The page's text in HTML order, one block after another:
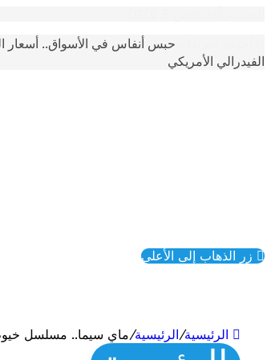
حبس أنفاس في الأسواق.. أسعار
الفيدرالي الأمريكي
الرئيسية/الرئيسية/ماي سيما.. مسلسل خيوط الماضي الحلقة
زر الذهاب إلى الأعلى